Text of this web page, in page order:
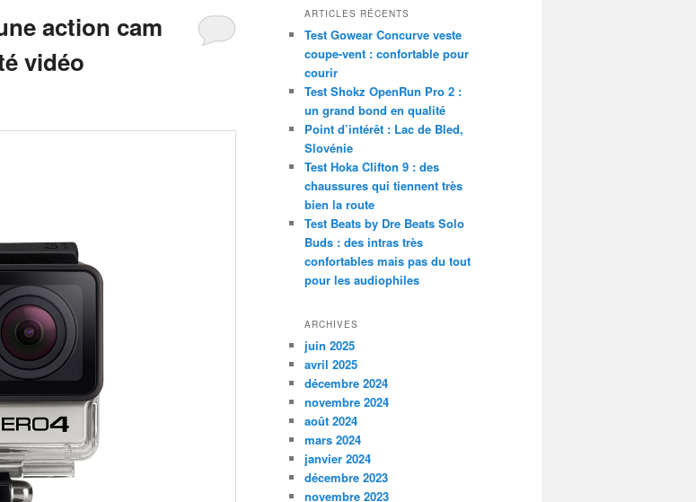
action cam
vidéo
h
r
c
h
e
ARTICLES RÉCENTS
Test Gowear Concurve veste
coupe-vent : confortable pour
courir
Test Shokz OpenRun Pro 2 :
un grand bond en qualité
Point d’intérêt : Lac de Bled,
Slovénie
Test Hoka Clifton 9 : des
chaussures qui tiennent très
bien la route
Test Beats by Dre Beats Solo
Buds : des intras très
confortables mais pas du tout
pour les audiophiles
ARCHIVES
juin 2025
avril 2025
décembre 2024
novembre 2024
août 2024
mars 2024
janvier 2024
décembre 2023
novembre 2023